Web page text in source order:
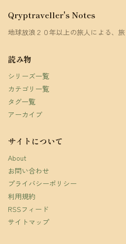
Qryptraveller's Notes
地球放浪２０年以上の旅人による、旅
読み物
シリーズ一覧
カテゴリ一覧
タグ一覧
アーカイブ
サイトについて
About
お問い合わせ
プライバシーポリシー
利用規約
RSSフィード
サイトマップ